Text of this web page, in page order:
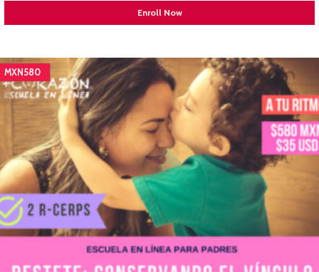
Enroll Now
MXN580